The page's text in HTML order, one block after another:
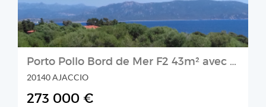
Porto Pollo Bord de Mer F2 43m² avec terrasse et box
20140 AJACCIO
273 000 €